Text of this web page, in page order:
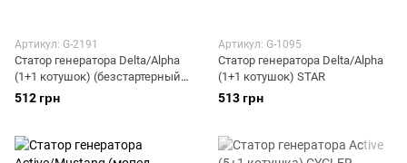
Артикул: G-2191
Статор генератора Delta/Alpha
(1+1 котушок) (безстартерный
мопед) HORZA
512 грн
Артикул: G-1095
Статор генератора Delta/Alpha
(1+1 котушок) STAR
513 грн